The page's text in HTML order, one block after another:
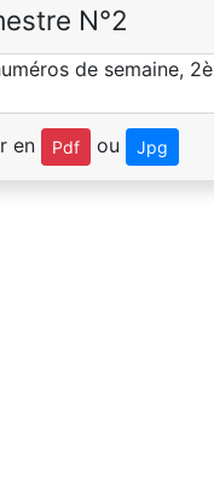
N°2
en Pdf ou Jpg